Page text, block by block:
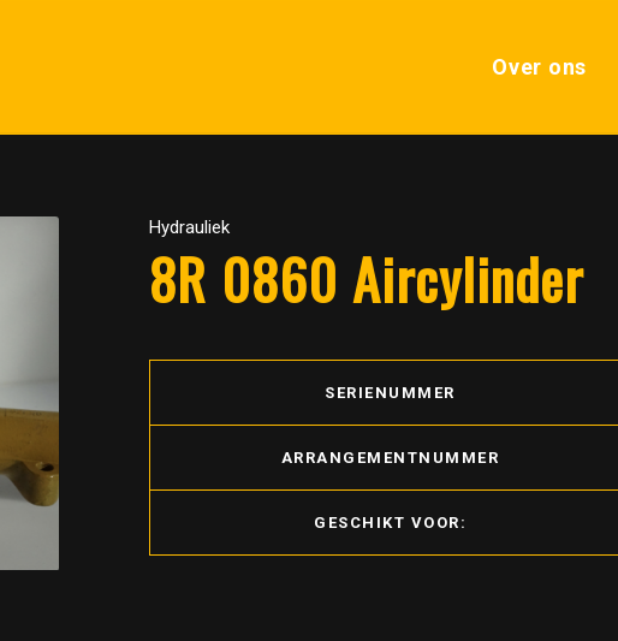
Over ons
Hydrauliek
8R 0860 Aircylinder
SERIENUMMER
ARRANGEMENTNUMMER
GESCHIKT VOOR: